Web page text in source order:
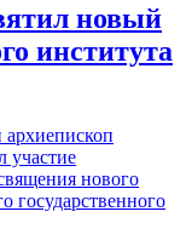
новый
института
участие
нового
государственного